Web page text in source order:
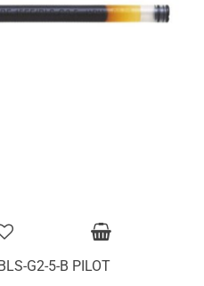
G2-5-B PILOT